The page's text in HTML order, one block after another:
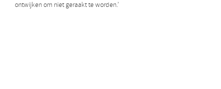
ontwijken om niet geraakt te worden.’